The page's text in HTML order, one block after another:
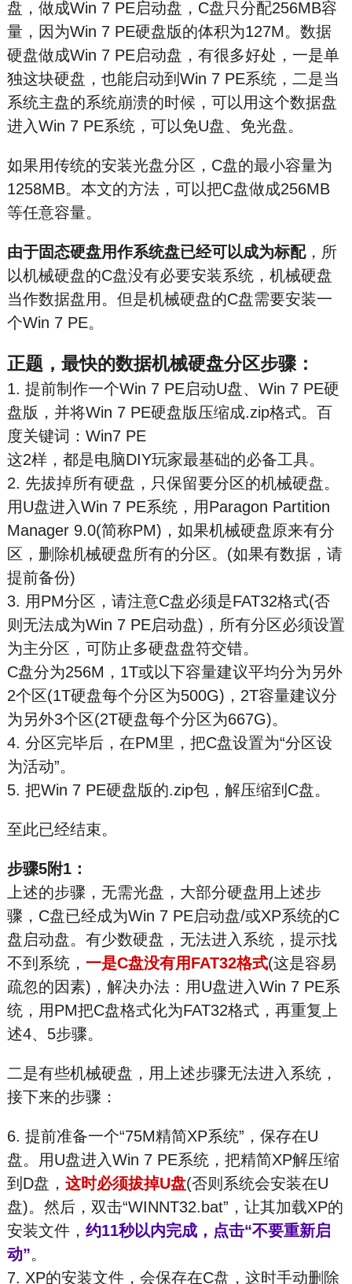
盘，做成Win 7 PE启动盘，C盘只分配256MB容
量，因为Win 7 PE硬盘版的体积为127M。数据
硬盘做成Win 7 PE启动盘，有很多好处，一是单
独这块硬盘，也能启动到Win 7 PE系统，二是当
系统主盘的系统崩溃的时候，可以用这个数据盘
进入Win 7 PE系统，可以免U盘、免光盘。
如果用传统的安装光盘分区，C盘的最小容量为
1258MB。本文的方法，可以把C盘做成256MB
等任意容量。
由于固态硬盘用作系统盘已经可以成为标配，所
以机械硬盘的C盘没有必要安装系统，机械硬盘
当作数据盘用。但是机械硬盘的C盘需要安装一
个Win 7 PE。
正题，最快的数据机械硬盘分区步骤：
1. 提前制作一个Win 7 PE启动U盘、Win 7 PE硬
盘版，并将Win 7 PE硬盘版压缩成.zip格式。百
度关键词：Win7 PE
这2样，都是电脑DIY玩家最基础的必备工具。
2. 先拔掉所有硬盘，只保留要分区的机械硬盘。
用U盘进入Win 7 PE系统，用Paragon Partition
Manager 9.0(简称PM)，如果机械硬盘原来有分
区，删除机械硬盘所有的分区。(如果有数据，请
提前备份)
3. 用PM分区，请注意C盘必须是FAT32格式(否
则无法成为Win 7 PE启动盘)，所有分区必须设置
为主分区，可防止多硬盘盘符交错。
C盘分为256M，1T或以下容量建议平均分为另外
2个区(1T硬盘每个分区为500G)，2T容量建议分
为另外3个区(2T硬盘每个分区为667G)。
4. 分区完毕后，在PM里，把C盘设置为“分区设
为活动”。
5. 把Win 7 PE硬盘版的.zip包，解压缩到C盘。
至此已经结束。
步骤5附1：
上述的步骤，无需光盘，大部分硬盘用上述步
骤，C盘已经成为Win 7 PE启动盘/或XP系统的C
盘启动盘。有少数硬盘，无法进入系统，提示找
不到系统， 一是C盘没有用FAT32格式(这是容易
疏忽的因素)，解决办法：用U盘进入Win 7 PE系
统，用PM把C盘格式化为FAT32格式，再重复上
述4、5步骤。
二是有些机械硬盘，用上述步骤无法进入系统，
接下来的步骤：
6. 提前准备一个“75M精简XP系统”，保存在U
盘。用U盘进入Win 7 PE系统，把精简XP解压缩
到D盘， 这时必须拔掉U盘(否则系统会安装在U
盘)。然后，双击“WINNT32.bat”，让其加载XP的
安装文件， 约11秒以内完成，点击“不要重新启
动”。
7. XP的安装文件，会保存在C盘，这时手动删除